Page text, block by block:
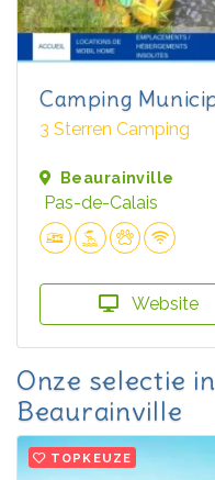
Camping
3 Sterren Camping
Beaurainville
Pas-de-Calais
Website
Onze selectie
Beaurainville
TOPKEUZE